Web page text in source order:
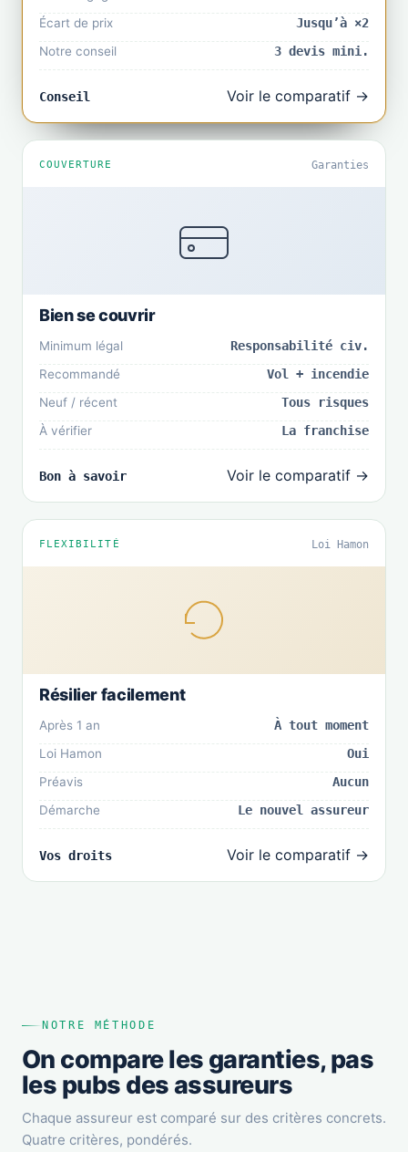
Écart de prix
Jusqu’à ×2
Notre conseil
3 devis mini.
Conseil Voir le comparatif →
COUVERTURE Garanties
Bien se couvrir
Minimum légal
Responsabilité civ.
Recommandé
Vol + incendie
Neuf / récent
Tous risques
À vérifier
La franchise
Bon à savoir Voir le comparatif →
FLEXIBILITÉ Loi Hamon
Résilier facilement
Après 1 an
À tout moment
Loi Hamon
Oui
Préavis
Aucun
Démarche
Le nouvel assureur
Vos droits Voir le comparatif →
NOTRE MÉTHODE
On compare les garanties, pas
les pubs des assureurs
Chaque assureur est comparé sur des critères concrets.
Quatre critères, pondérés.